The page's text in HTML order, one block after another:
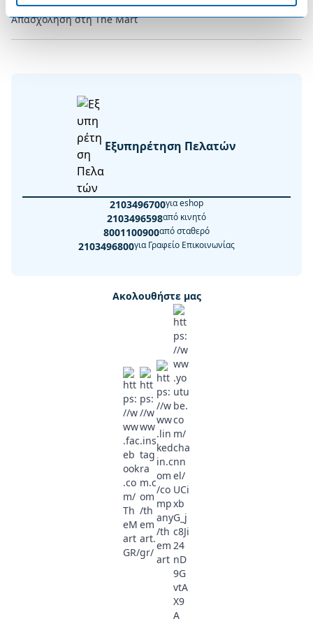
Απασχόληση στη The Mart
Εξυπηρέτηση Πελατών
2103496700για eshop
2103496598από κινητό
8001100900από σταθερό
2103496800για Γραφείο Επικοινωνίας
Ακολουθήστε μας